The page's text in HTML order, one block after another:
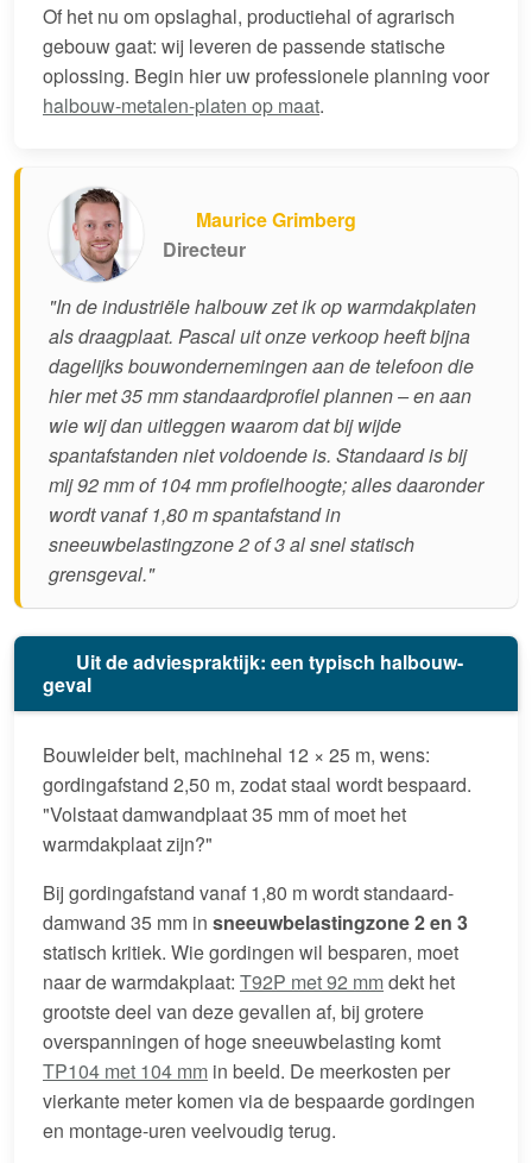
Of het nu om opslaghal, productiehal of agrarisch
gebouw gaat: wij leveren de passende statische
oplossing. Begin hier uw professionele planning voor
halbouw-metalen-platen op maat.
Maurice Grimberg
Directeur
"In de industriële halbouw zet ik op warmdakplaten
als draagplaat. Pascal uit onze verkoop heeft bijna
dagelijks bouwondernemingen aan de telefoon die
hier met 35 mm standaardprofiel plannen – en aan
wie wij dan uitleggen waarom dat bij wijde
spantafstanden niet voldoende is. Standaard is bij
mij 92 mm of 104 mm profielhoogte; alles daaronder
wordt vanaf 1,80 m spantafstand in
sneeuwbelastingzone 2 of 3 al snel statisch
grensgeval."
Uit de adviespraktijk: een typisch halbouw-
geval
Bouwleider belt, machinehal 12 × 25 m, wens:
gordingafstand 2,50 m, zodat staal wordt bespaard.
"Volstaat damwandplaat 35 mm of moet het
warmdakplaat zijn?"
Bij gordingafstand vanaf 1,80 m wordt standaard-
damwand 35 mm in sneeuwbelastingzone 2 en 3
statisch kritiek. Wie gordingen wil besparen, moet
naar de warmdakplaat: T92P met 92 mmdekt het
grootste deel van deze gevallen af, bij grotere
overspanningen of hoge sneeuwbelasting komt
TP104 met 104 mm in beeld. De meerkosten per
vierkante meter komen via de bespaarde gordingen
en montage-uren veelvoudig terug.